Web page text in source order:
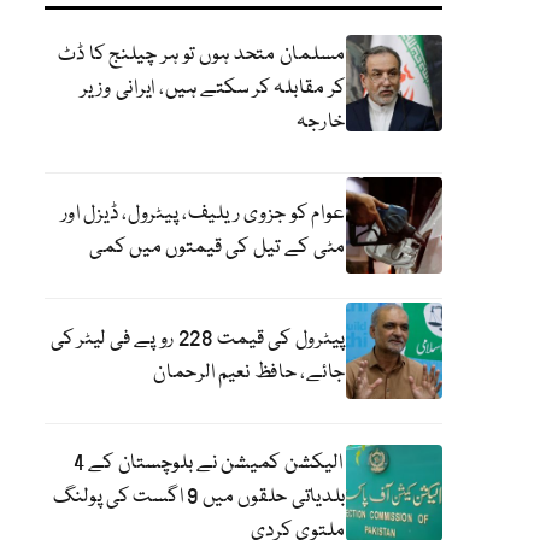
مسلمان متحد ہوں تو ہر چیلنج کا ڈٹ
کر مقابلہ کر سکتے ہیں، ایرانی وزیر
خارجہ
عوام کو جزوی ریلیف، پیٹرول، ڈیزل اور
مٹی کے تیل کی قیمتوں میں کمی
پیٹرول کی قیمت 228 روپے فی لیٹر کی
جائے، حافظ نعیم الرحمان
الیکشن کمیشن نے بلوچستان کے 4
بلدیاتی حلقوں میں 9 اگست کی پولنگ
ملتوی کردی